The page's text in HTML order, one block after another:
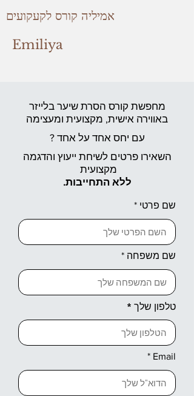
אמיליה קורס לקעקועים
Emiliya
מחפשת קורס הסרת שיער בלייזר
באווירה אישית, מקצועית ומעצימה
עם יחס אחד על אחד ?
השאירו פרטים לשיחת ייעוץ והדגמה
מקצועית
ללא התחייבות.
שם פרטי
שם משפחה
טלפון שלך
Email